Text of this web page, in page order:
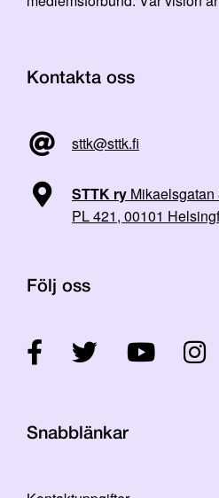
Kontakta oss
sttk@sttk.fi
STTK ry
PL 421, 00101
Följ oss
Snabblänkar